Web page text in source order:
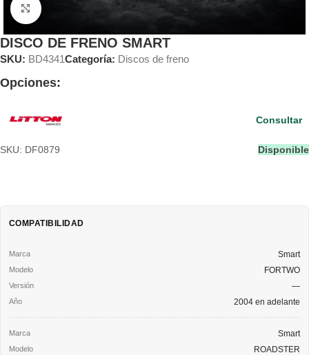
Clic para ampliar
DISCO DE FRENO SMART
SKU: BD4341Categoría: Discos de freno
Opciones:
SKU: DF0879 Disponible
Consultar
COMPATIBILIDAD
Smart
FORTWO
—
2004 en adelante
Smart
ROADSTER